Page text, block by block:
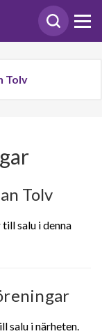
Tolv
Tolv
salu i denna
salu i närheten.